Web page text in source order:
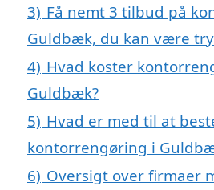
3) Få nemt 3 tilbud på
Guldbæk, du kan være
4) Hvad koster
Guldbæk?
5) Hvad er med til at
kontorrengøring i
6) Oversigt over firmaer